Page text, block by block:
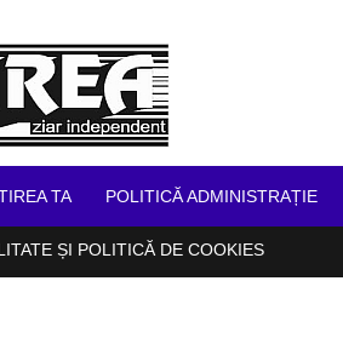
TA POLITICĂ ADMINISTRAȚIE
ȘI POLITICĂ DE COOKIES